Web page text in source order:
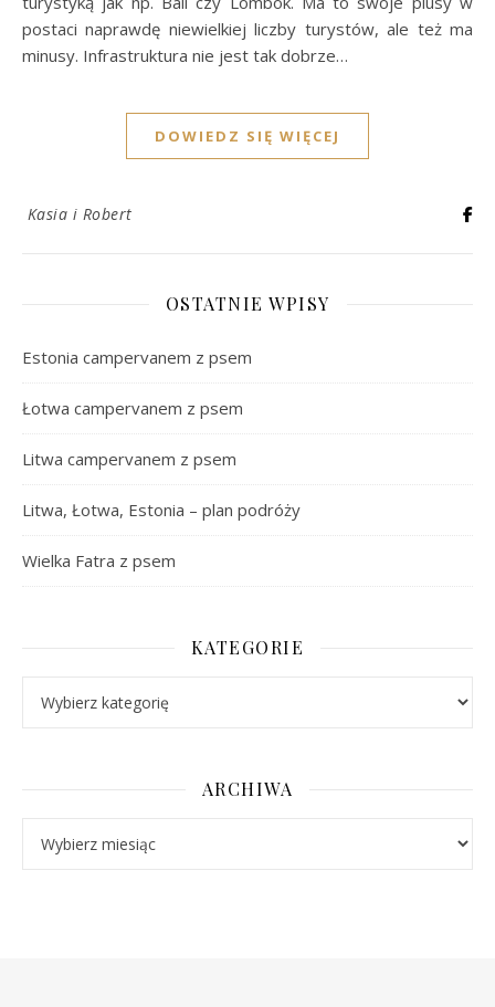
postaci naprawdę niewielkiej liczby turystów, ale też ma
minusy. Infrastruktura nie jest tak dobrze…
DOWIEDZ SIĘ WIĘCEJ
Kasia i Robert
OSTATNIE WPISY
Estonia campervanem z psem
Łotwa campervanem z psem
Litwa campervanem z psem
Litwa, Łotwa, Estonia – plan podróży
Wielka Fatra z psem
KATEGORIE
ARCHIWA